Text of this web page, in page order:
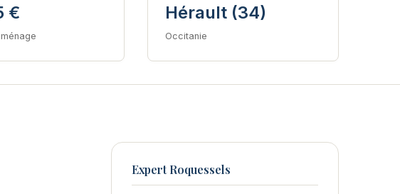
€ Hérault (34)
Occitanie
Expert Roquessels